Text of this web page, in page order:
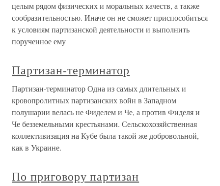
целым рядом физических и моральных качеств, а также
сообразительностью. Иначе он не сможет приспособиться
к условиям партизанской деятельности и выполнить
порученное ему
Партизан-терминатор
Партизан-терминатор Одна из самых длительных и
кровопролитных партизанских войн в Западном
полушарии велась не Фиделем и Че, а против Фиделя и
Че безземельными крестьянами. Сельскохозяйственная
коллективизация на Кубе была такой же добровольной,
как в Украине.
По приговору партизан